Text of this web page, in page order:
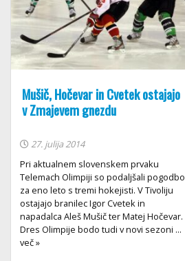
Mušič, Hočevar in Cvetek ostajajo
v Zmajevem gnezdu
27. julija 2014
Pri aktualnem slovenskem prvaku
Telemach Olimpiji so podaljšali pogodbo
za eno leto s tremi hokejisti. V Tivoliju
ostajajo branilec Igor Cvetek in
napadalca Aleš Mušič ter Matej Hočevar.
Dres Olimpije bodo tudi v novi sezoni ...
več »